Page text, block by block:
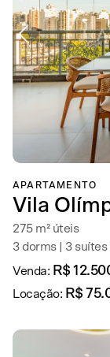
APARTAMENTO
Vila
275 m² úteis
3 dorms | 3 suítes
Venda: R$
Locação: R$